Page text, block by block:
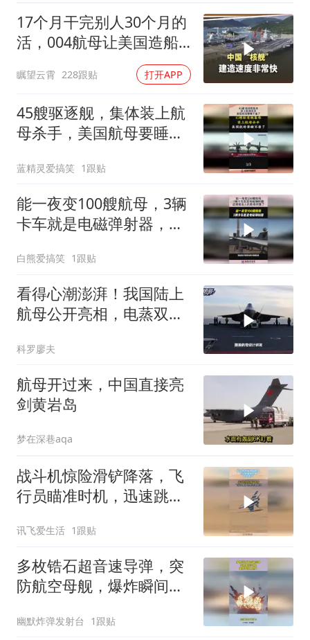
17个月干完别人30个月的
活，004航母让美国造船
瞩望云霄 228跟贴 打开APP
45艘驱逐舰，集体装上航
母杀手，美国航母要睡不
蓝精灵爱搞笑 1跟贴
能一夜变100艘航母，3辆
卡车就是电磁弹射器，这
白熊爱搞笑 1跟贴
看得心潮澎湃！我国陆上
航母公开亮相，电蒸双弹
科罗廖夫
航母开过来，中国直接亮
剑黄岩岛
梦在深巷aqa
战斗机惊险滑铲降落，飞
行员瞄准时机，迅速跳
讯飞爱生活 1跟贴
多枚锆石超音速导弹，突
防航空母舰，爆炸瞬间太
幽默炸弹发射台 1跟贴